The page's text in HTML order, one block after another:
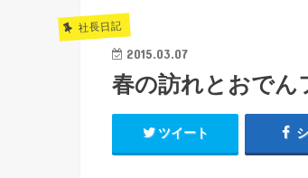
社長日記
2015.03.07
春の訪れとおでん
ツイート